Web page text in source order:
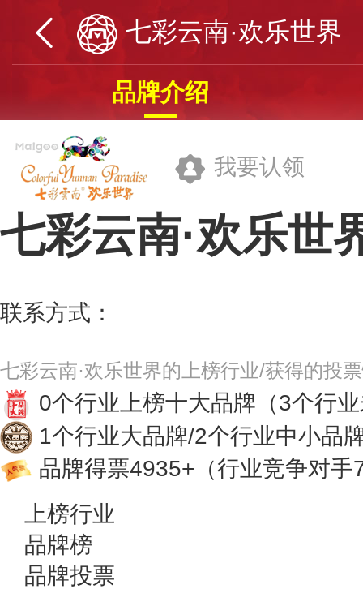
七彩云南·欢乐世界
品牌介绍
我要认领
七彩云南·欢乐世
联系方式：
七彩云南·欢乐世界的上榜行业/获得的投
0个行业上榜十大品牌 （3个行
1个行业大品牌/2个行业中小品
品牌得票4935+ （行业竞争对
上榜行业
品牌榜
品牌投票